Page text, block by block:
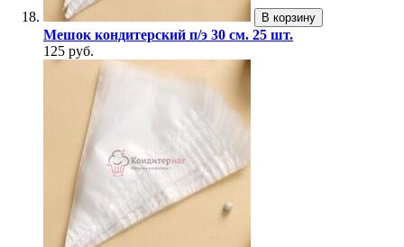
В корзину
Мешок кондитерский п/э 30 см. 25 шт.
125 руб.